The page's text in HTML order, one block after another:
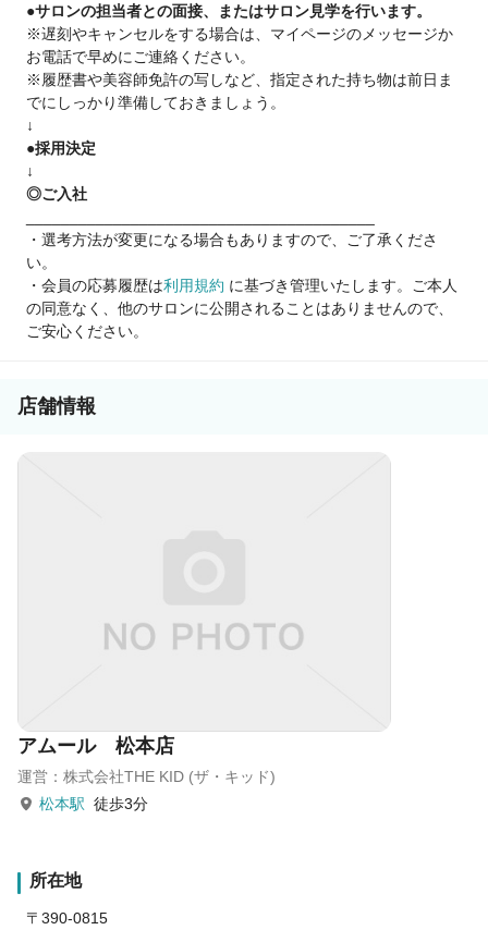
20代から美容師として働いていましたが、結婚・出産を機に退
職。子どもが小さいうちは保育園のお迎えや急な発熱も多く、
「美容師への復帰は難しい」と思い、清掃のパートをしていま
した。
子どもが小学校に入学した頃、「やっぱり美容師の仕事が好
き」という気持ちが強くなり、求人を探し始めました。でも、
ブランクは約12年。「技術も忘れているし、40代の私を採用し
てくれるお店なんてあるのかな…」と応募をためらう日々。
そんなときに見つけたのが、週1日から勤務でき、同年代のスタ
ッフが多い当サロンでした。
最初はカラーやシャンプーから少しずつスタート。周りのスタ
ッフのサポートもあり、今では指名のお客様も増え、「もっと
●サロンの担当者との面接、またはサロン見学を行います。
※遅刻やキャンセルをする場合は、マイページのメッセージか
お電話で早めにご連絡ください。
※履歴書や美容師免許の写しなど、指定された持ち物は前日ま
でにしっかり準備しておきましょう。
↓
●採用決定
↓
◎ご入社
・選考方法が変更になる場合もありますので、ご了承くださ
い。
・会員の応募履歴は利用規約 に基づき管理いたします。ご本人
の同意なく、他のサロンに公開されることはありませんので、
ご安心ください。
店舗情報
アムール 松本店
運営：株式会社THE KID (ザ・キッド)
松本駅 徒歩3分
所在地
〒390-0815